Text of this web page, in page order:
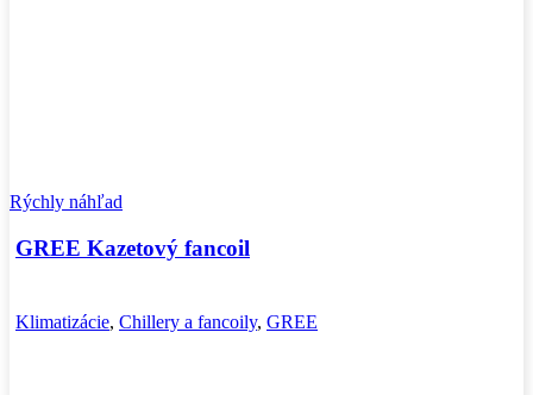
Rýchly náhľad
GREE Kazetový fancoil
Klimatizácie, Chillery a fancoily, GREE